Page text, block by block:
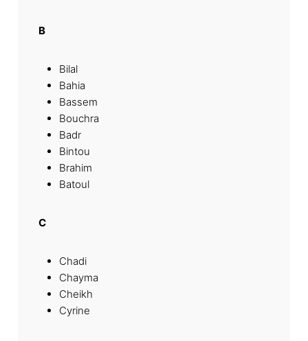
B
Bilal
Bahia
Bassem
Bouchra
Badr
Bintou
Brahim
Batoul
C
Chadi
Chayma
Cheikh
Cyrine